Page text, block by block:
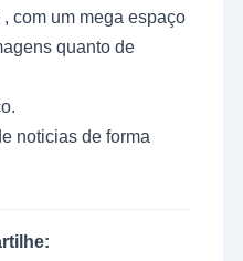
com um mega espaço
quanto de
noticias de forma